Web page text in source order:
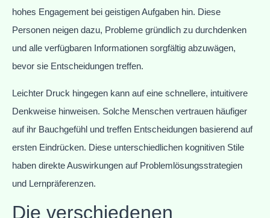
hohes Engagement bei geistigen Aufgaben hin. Diese
Personen neigen dazu, Probleme gründlich zu durchdenken
und alle verfügbaren Informationen sorgfältig abzuwägen,
bevor sie Entscheidungen treffen.
Leichter Druck hingegen kann auf eine schnellere, intuitivere
Denkweise hinweisen. Solche Menschen vertrauen häufiger
auf ihr Bauchgefühl und treffen Entscheidungen basierend auf
ersten Eindrücken. Diese unterschiedlichen kognitiven Stile
haben direkte Auswirkungen auf Problemlösungsstrategien
und Lernpräferenzen.
Die verschiedenen